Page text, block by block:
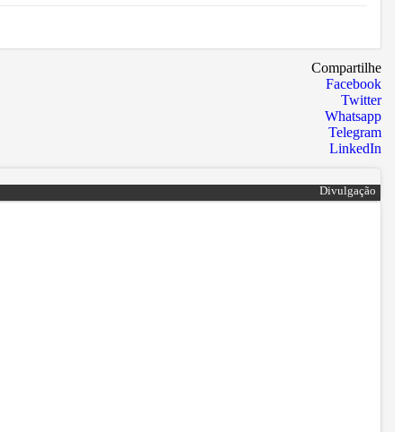
Compartilhe
Facebook
Twitter
Whatsapp
Telegram
LinkedIn
Divulgação